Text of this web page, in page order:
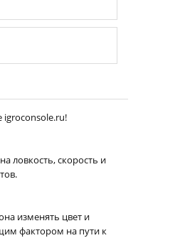
igroconsole.ru!
ловкость, скорость и
изменять цвет и
фактором на пути к